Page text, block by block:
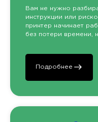
Вам не нужно
инструкции или
принтер начинает
без потери времени,
Подробнее